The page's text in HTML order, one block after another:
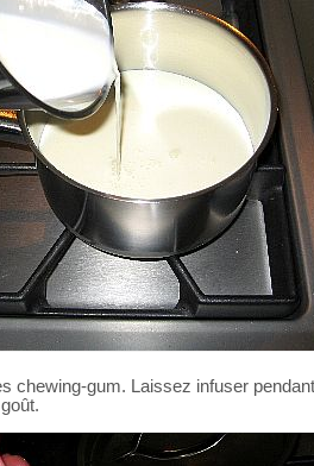
chewing-gum. Laissez infuser